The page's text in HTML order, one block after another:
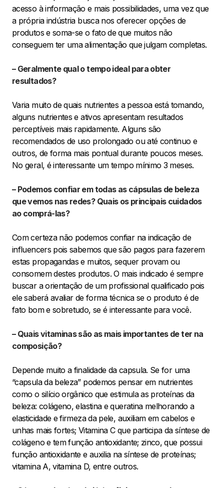
acesso à informação e mais possibilidades, uma vez que
a própria indústria busca nos oferecer opções de
produtos e soma-se o fato de que muitos não
conseguem ter uma alimentação que julgam completas.
– Geralmente qual o tempo ideal para obter
resultados?
Varia muito de quais nutrientes a pessoa está tomando,
alguns nutrientes e ativos apresentam resultados
perceptíveis mais rapidamente. Alguns são
recomendados de uso prolongado ou até continuo e
outros, de forma mais pontual durante poucos meses.
No geral, é interessante um tempo mínimo 3 meses.
– Podemos confiar em todas as cápsulas de beleza
que vemos nas redes? Quais os principais cuidados
ao comprá-las?
Com certeza não podemos confiar na indicação de
influencers pois sabemos que são pagos para fazerem
estas propagandas e muitos, sequer provam ou
consomem destes produtos. O mais indicado é sempre
buscar a orientação de um profissional qualificado pois
ele saberá avaliar de forma técnica se o produto é de
fato bom e sobretudo, se é interessante para você.
– Quais vitaminas são as mais importantes de ter na
composição?
Depende muito a finalidade da capsula. Se for uma
“capsula da beleza” podemos pensar em nutrientes
como o silício orgânico que estimula as proteínas da
beleza: colágeno, elastina e queratina melhorando a
elasticidade e firmeza da pele, auxiliam em cabelos e
unhas mais fortes; Vitamina C que participa da síntese de
colágeno e tem função antioxidante; zinco, que possui
função antioxidante e auxilia na síntese de proteínas;
vitamina A, vitamina D, entre outros.